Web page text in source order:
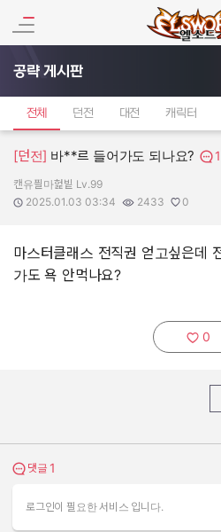
공략 게시판
전체 던전 대전 캐릭터
[던전] 바**르 들어가도 되나요? 1
작성자:
캔유픨마헕빝 Lv.99
작성일:
2025.01.03 03:34
조회수:
2433
추천수:
0
마스터클래스 전직권 얻고싶은데
가도 욕 안먹나요?
추천하
0
댓글 보기
댓글 1
로그인이 필요한 서비스 입니다.